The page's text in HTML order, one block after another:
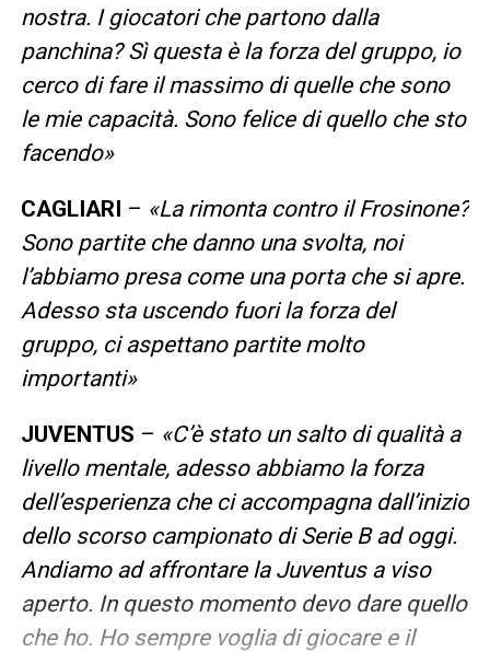
nostra. I giocatori che partono dalla
panchina? Sì questa è la forza del gruppo, io
cerco di fare il massimo di quelle che sono
le mie capacità. Sono felice di quello che sto
facendo»
CAGLIARI – «La rimonta contro il Frosinone?
Sono partite che danno una svolta, noi
l’abbiamo presa come una porta che si apre.
Adesso sta uscendo fuori la forza del
gruppo, ci aspettano partite molto
importanti»
JUVENTUS – «C’è stato un salto di qualità a
livello mentale, adesso abbiamo la forza
dell’esperienza che ci accompagna dall’inizio
dello scorso campionato di Serie B ad oggi.
Andiamo ad affrontare la Juventus a viso
aperto. In questo momento devo dare quello
che ho. Ho sempre voglia di giocare e il